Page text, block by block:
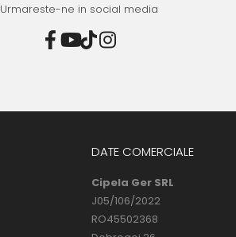
Urmareste-ne in social media
DATE COMERCIALE
Cipela Ger SRL
J05/106/2022
RO45502368